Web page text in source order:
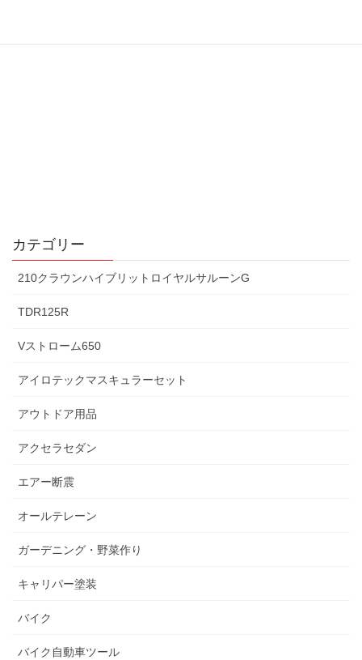
カテゴリー
210クラウンハイブリットロイヤルサルーンG
TDR125R
Vストローム650
アイロテックマスキュラーセット
アウトドア用品
アクセラセダン
エアー断震
オールテレーン
ガーデニング・野菜作り
キャリパー塗装
バイク
バイク自動車ツール